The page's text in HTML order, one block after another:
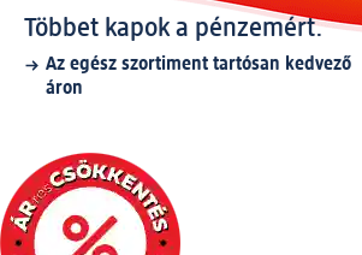
Többet kapok a pénzemért.
Az egész szortiment tartósan kedvező
áron